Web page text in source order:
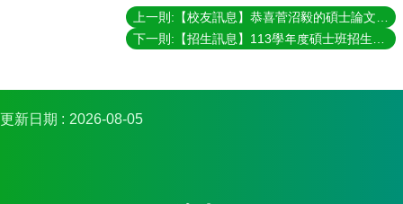
源
更新日期 2026-08-05